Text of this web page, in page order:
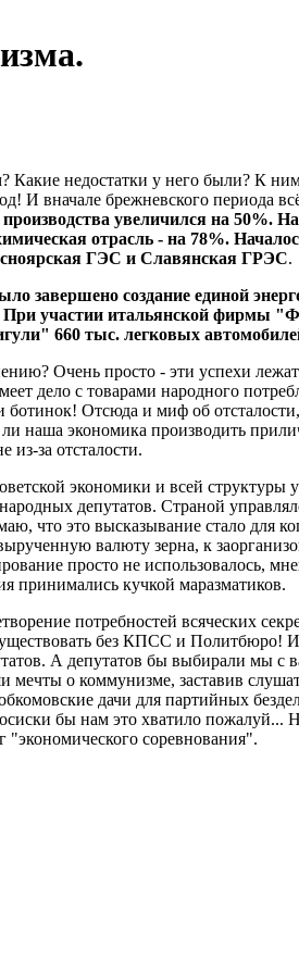
Какие недостатки у него были? К
И вначале брежневского периода
увеличился на 50%.
отрасль - на 78%.
ГЭС и Славянская ГРЭС.
завершено создание единой
участии итальянской фирмы
660 тыс. легковых
Очень просто - эти успехи
дело с товарами народного
Отсюда и миф об
наша экономика производить
из-за отсталости.
экономики и всей
депутатов. Страной
что это высказывание стало для
валюту зерна, к
просто не использовалось,
принимались кучкой маразматиков.
потребностей всяческих
без КПСС и Политбюро!
А депутатов бы выбирали мы
о коммунизме, заставив
дачи для партийных
бы нам это хватило
соревнования".